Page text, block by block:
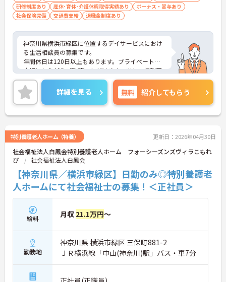
研修制度あり
産休･育休･介護休暇取得実績あり
ボーナス・賞与あり
社会保険完備
交通費支給 退職金制度あり
神奈川県横浜市緑区に位置するデイサービスにおけ
る生活相談員の募集です。
年間休日は120日以上もあります。プライベートを
大切にしながらご勤務いただけます。また、福利厚
生が充実しています。働きやすい環境が整ってお
り、安心して長くご勤務いただけます。給与は月給
が29.9万円～と高水準です。
ご興味のある方には、面接対策ポイントなど、さら
に詳細をご案内しますのでお気軽にご相談くださ
詳細を見る 無料 紹介してもらう
特別養護老人ホーム（特養） 更新日：2026年04月30日
社会福祉法人白鳳会特別養護老人ホーム フォーシーズンズヴィラこもれ
び
社会福祉法人白鳳会
【神奈川県／横浜市緑区】日勤のみ◎特別養護老
人ホームにて社会福祉士の募集！＜正社員＞
給料 月収 21.1万円～
勤務地
神奈川県 横浜市緑区 三保町881-2
ＪＲ横浜線「中山(神奈川)駅」バス・車7分